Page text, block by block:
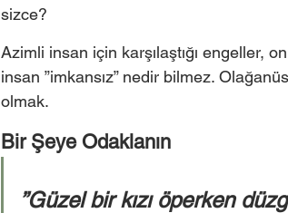
sizce?
Azimli insan için karşılaştığı engeller,
insan ”imkansız” nedir bilmez.
olmak.
Bir Şeye Odaklanın
”Güzel bir kızı öperken